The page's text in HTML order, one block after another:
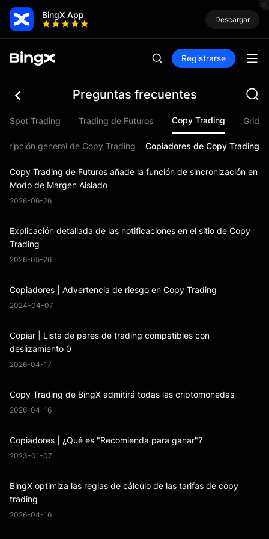
BingX App Descargar
Registrarse
Preguntas frecuentes
Spot Trading Trading de Futuros Copy Trading Grid
general de Copy Trading Copiadores de Copy Trading
Copy Trading de Futuros añade la función de sincronización en
Modo de Margen Aislado
2026-06-26
Explicación detallada de las notificaciones en el sitio de Copy
Trading
2026-05-26
Copiadores | Advertencia de riesgo en Copy Trading
2024-04-07
Copiar | Lista de pares de trading compatibles con
deslizamiento 0
2026-04-17
Copy Trading de BingX admitirá todas las criptomonedas
2026-04-16
Copiadores | ¿Qué es "Recomienda para ganar"?
2023-01-07
BingX optimiza las reglas de cálculo de las tarifas de copy
trading
2026-04-16